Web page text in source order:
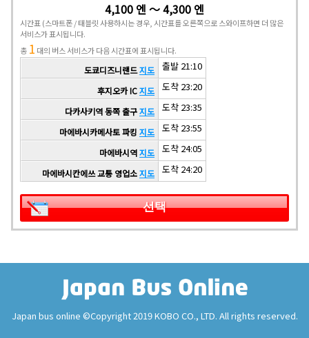
4,100 엔 ～ 4,300 엔
시간표 (스마트폰 / 태블릿 사용하시는 경우, 시간표를 오른쪽으로 스와이프하면 더 많은
서비스가 표시됩니다.
총 1 대의 버스 서비스가 다음 시간표에 표시됩니다.
도쿄디즈니랜드지도 출발 21:10
후지오카 IC지도 도착 23:20
다카사키역 동쪽 출구지도 도착 23:35
마에바시카메사토 파킹 지도 도착 23:55
마에바시역지도 도착 24:05
마에바시칸에쓰 교통 영업소지도 도착 24:20
선택
Japan bus online ©Copyright 2019 KOBO CO., LTD. All rights reserved.